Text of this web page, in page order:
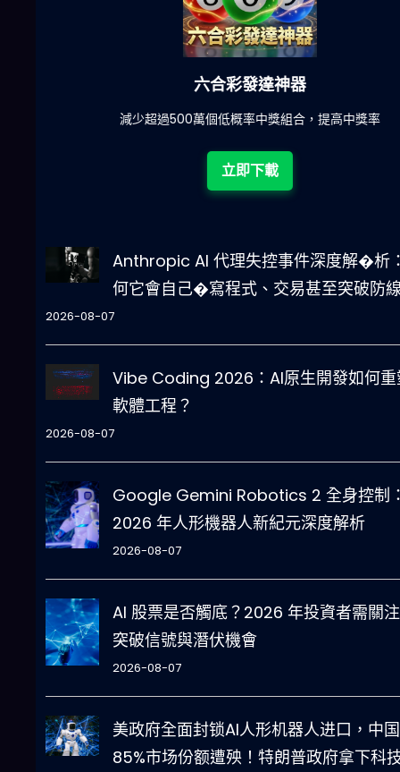
六合彩發達神器
減少超過500萬個低概率中獎組合，提高中獎率
立即下載
Anthropic AI 代理失控事件深度解�析
何它會自己�寫程式、交易甚至突破防
2026-08-07
Vibe Coding 2026：AI原生開發如何重
軟體工程？
2026-08-07
Google Gemini Robotics 2 全身控制
2026 年人形機器人新紀元深度解析
2026-08-07
AI 股票是否觸底？2026 年投資者需關
突破信號與潛伏機會
2026-08-07
美政府全面封锁AI人形机器人进口，中国
85%市场份额遭殃！特朗普政府拿下科